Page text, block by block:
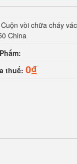
Cuộn vòi chữa cháy
China
thuế:0₫